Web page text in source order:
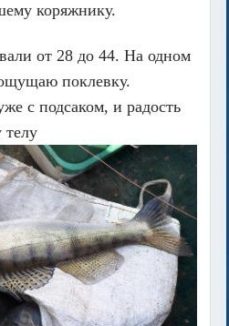
коряжнику.
от 28 до 44. На одном
поклевку.
с подсаком, и радость
телу